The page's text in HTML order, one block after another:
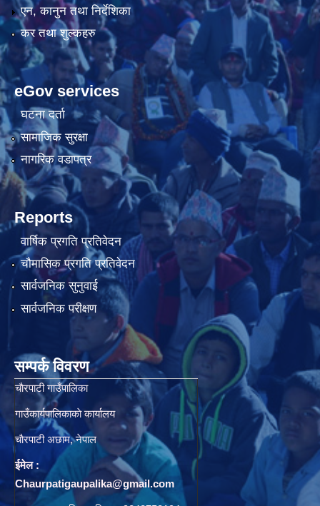
एन, कानुन तथा निर्देशिका
कर तथा शुल्कहरु
eGov services
घटना दर्ता
सामाजिक सुरक्षा
नागरिक वडापत्र
Reports
वार्षिक प्रगति प्रतिवेदन
चौमासिक प्रगति प्रतिवेदन
सार्वजनिक सुनुवाई
सार्वजनिक परीक्षण
सम्पर्क विवरण
चाैरपाटी गाउँपालिका
गाउँकार्यपालिकाकाे कार्यालय
चाैरपाटी अछाम, नेपाल
ईमेल :
Chaurpatigaupalika@gmail.com